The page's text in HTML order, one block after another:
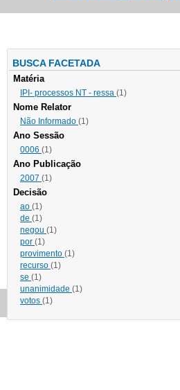
BUSCA FACETADA
Matéria
IPI- processos NT - ressa (1)
Nome Relator
Não Informado (1)
Ano Sessão
0006 (1)
Ano Publicação
2007 (1)
Decisão
ao (1)
de (1)
negou (1)
por (1)
provimento (1)
recurso (1)
se (1)
unanimidade (1)
votos (1)